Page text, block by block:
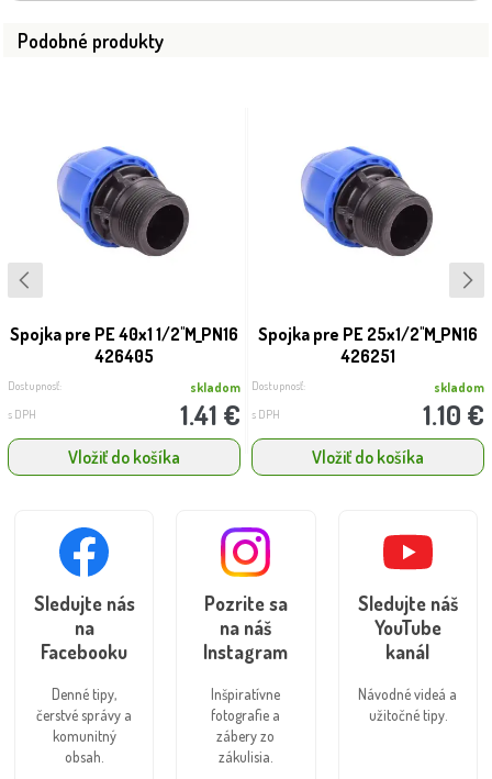
Podobné produkty
Spojka pre PE 40x1 1/2''M_PN16
426405
Dostupnosť: skladom
s DPH 1.41 €
Vložiť do košíka
Spojka pre PE 25x1/2''M_PN16
426251
Dostupnosť: skladom
s DPH 1.10 €
Vložiť do košíka
Sledujte nás
na
Facebooku
Denné tipy,
čerstvé správy a
komunitný
obsah.
Pozrite sa
na náš
Instagram
Inšpiratívne
fotografie a
zábery zo
zákulisia.
Sledujte náš
YouTube
kanál
Návodné videá a
užitočné tipy.